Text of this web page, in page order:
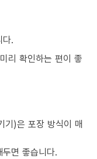
.
리 확인하는 편이 좋
기)은 포장 방식이 매
면 좋습니다.